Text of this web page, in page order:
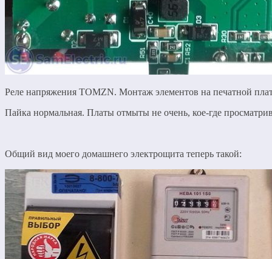
Реле напряжения TOMZN. Монтаж элементов на печатной
Пайка нормальная. Платы отмыты не очень, кое-где
Общий вид моего домашнего электрощита теперь такой: